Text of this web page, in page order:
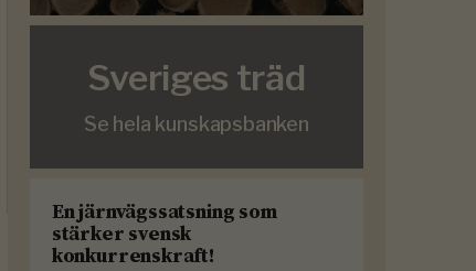
Sveriges träd
Se hela kunskapsbanken
En järnvägssatsning som
stärker svensk
konkurrenskraft!